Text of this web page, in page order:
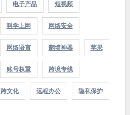
电子产品 短视频
科学上网 网络安全
网络语言 翻墙神器 苹果
账号权重 跨境专线
跨文化 远程办公 隐私保护